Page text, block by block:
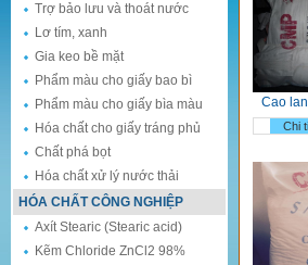
Trợ bảo lưu và thoát nước
Lơ tím, xanh
Gia keo bề mặt
Phẩm màu cho giấy bao bì
Phẩm màu cho giấy bìa màu
Hóa chất cho giấy tráng phủ
Chất phá bọt
Hóa chất xử lý nước thải
HÓA CHẤT CÔNG NGHIỆP
Axít Stearic (Stearic acid)
Kẽm Chloride ZnCl2 98%
Cao
Chi